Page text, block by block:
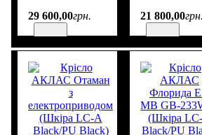
Код: 00142843
29 600,00грн.
21 800,00грн.